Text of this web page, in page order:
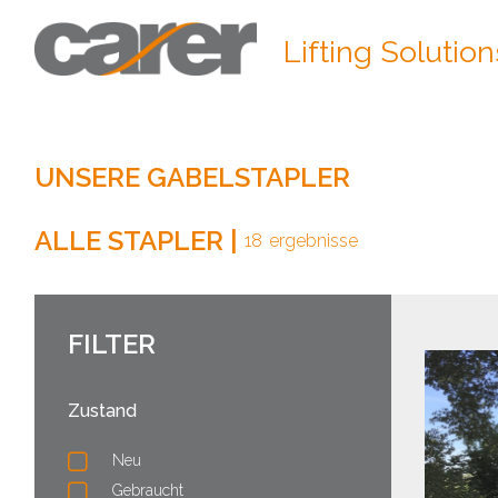
Lifting
UNSERE GABELSTAPLER
ALLE STAPLER
18 ergebnisse
FILTER
Zustand
Neu
Gebraucht